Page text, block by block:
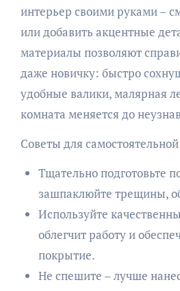
интерьер своими руками –
или добавить акцентные
материалы позволяют
даже новичку: быстро
удобные валики, малярная
комната меняется до
Советы для
Тщательно подготовьте
зашпаклюйте трещины,
Используйте
облегчит работу и
покрытие.
Не спешите – лучше